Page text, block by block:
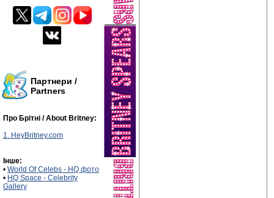
Партнери /
Partners
Про Брітні / About Britney:
1. HeyBritney.com
Інше:
• World Of Celebs - HQ фото
• HQ Space - Celebrity
Gallery